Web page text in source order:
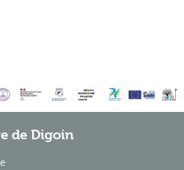
de Digoin